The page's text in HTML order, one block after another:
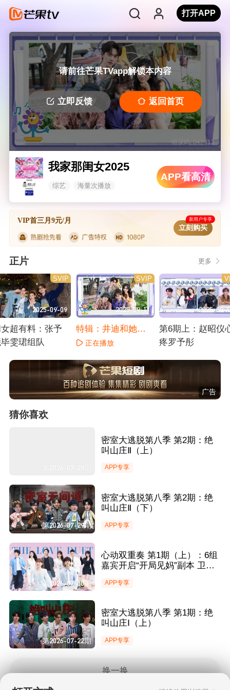
打开APP
请前往芒果TVapp解锁本内容
立即反馈 返回首页
错误码: 042312
我家那闺女2025
综艺 海量次播放
APP看高清
VIP首三月9元/月 新用户专享
立刻购买
正片 更多
2025-09-09
SVIP
超有料：张予
雯珺组队
2025-09-11
SVIP
特辑：井迪和她快
大的朋友们
正在播放
2025-09-
第6期上：赵昭仪
疼罗予彤
广告
猜你喜欢
第2026-07-29期
密室大逃脱第八季 第2期：绝
叫山庄Ⅱ（上）
APP专享
第2026-07-29期
密室大逃脱第八季 第2期：绝
叫山庄Ⅱ（下）
APP专享
第2026-07-30期
心动双重奏 第1期（上）：6组
嘉宾开启“开局见妈”副本 卫中
APP专享
第2026-07-22期
密室大逃脱第八季 第1期：绝
叫山庄Ⅰ（上）
APP专享
换一换